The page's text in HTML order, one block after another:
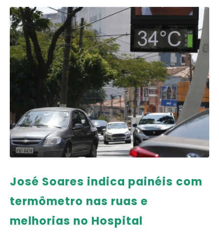
José Soares indica painéis com
termômetro nas ruas e
melhorias no Hospital